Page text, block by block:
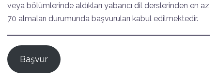
veya bölümlerinde aldıkları yabancı dil derslerinden en az
70 almaları durumunda başvuruları kabul edilmektedir.
Başvur